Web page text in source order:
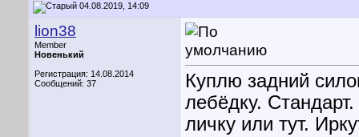
04.08.2019, 14:09
lion38
Member
Новенький
Регистрация: 14.08.2014
Сообщений: 37
Куплю задний
лебёдку.
личку или тут.